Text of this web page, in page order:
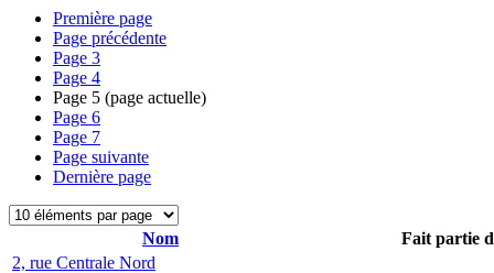
Première page
Page précédente
Page 3
Page 4
Page 5 (page actuelle)
Page 6
Page 7
Page suivante
Dernière page
Nom
Fait partie
2, rue Centrale Nord